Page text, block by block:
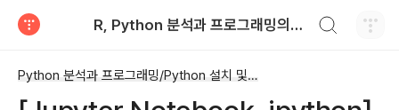
R, Python 분석과 프로그래밍의 친구 (by R Friend)
Python 분석과 프로그래밍/Python 설치 및 기본 사용법